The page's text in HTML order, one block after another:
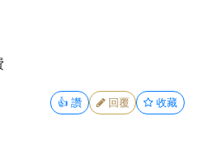
👍 讚 回覆 收藏